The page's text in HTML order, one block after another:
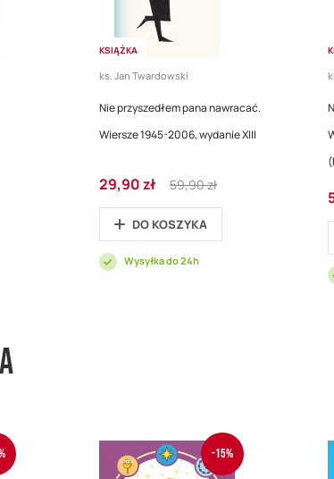
KSIĄŻKA
ks. Jan Twardowski
Nie przyszedłem pana nawracać.
Wiersze 1945-2006, wydanie XIII
Cena
promocyjna
29,90 zł
Regular
Price
59,90 zł
DO KOSZYKA
Wysyłka do 24h
-15%